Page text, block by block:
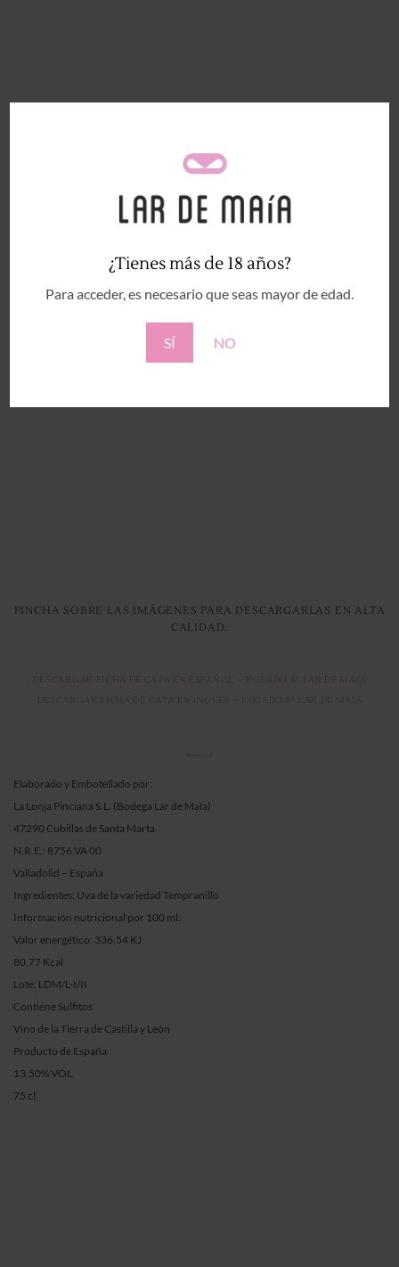
¿Tienes más de 18 años?
Para acceder, es necesario que seas mayor de edad.
SÍ NO
PINCHA SOBRE LAS IMÁGENES PARA DESCARGARLAS EN ALTA
CALIDAD.
Elaborado y Embotellado por:
La Lonja Pinciana S.L. (Bodega Lar de Maía)
47290 Cubillas de Santa Marta
N.R.E.: 8756 VA 00
Valladolid – España
Ingredientes: Uva de la variedad Tempranillo
Información nutricional por 100 ml:
Valor energético: 336,54 KJ
80,77 Kcal
Lote: LDM/L-I/II
Contiene Sulfitos
Vino de la Tierra de Castilla y León
Producto de España
13,50% VOL.
75 cl.